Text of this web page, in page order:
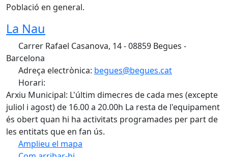
Població en general.
La Nau
Carrer Rafael Casanova, 14 - 08859 Begues -
Barcelona
Adreça electrònica: begues@begues.cat
Horari:
Arxiu Municipal: L'últim dimecres de cada mes (excepte
juliol i agost) de 16.00 a 20.00h La resta de l'equipament
és obert quan hi ha activitats programades per part de
les entitats que en fan ús.
Amplieu el mapa